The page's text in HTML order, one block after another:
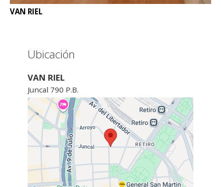
VAN RIEL
Ubicación
VAN RIEL
Juncal 790 P.B.